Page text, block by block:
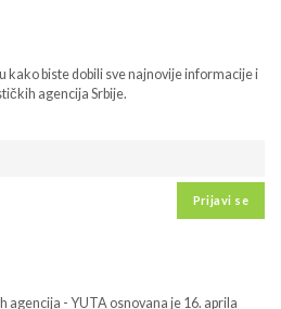
kako biste dobili sve najnovije informacije i
agencija Srbije.
Prijavi se
- YUTA osnovana je 16. aprila